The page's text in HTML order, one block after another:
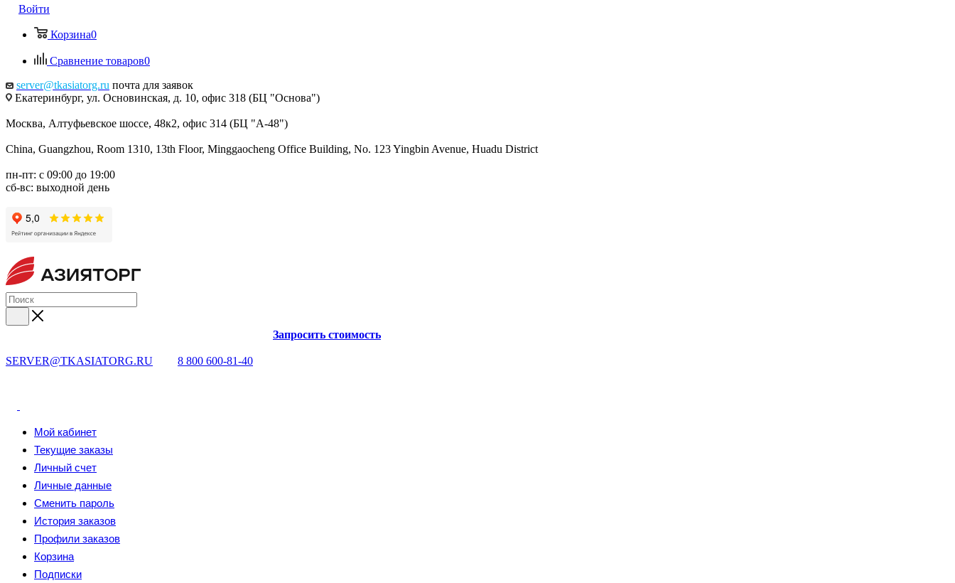
Войти
Корзина0
Сравнение товаров0
server@tkasiatorg.ru почта для заявок
Екатеринбург, ул. Основинская, д. 10, офис 318 (БЦ "Основа")
Москва, Алтуфьевское шоссе, 48к2, офис 314 (БЦ "А-48")
China, Guangzhou, Room 1310, 13th Floor, Minggaocheng Office Building, No. 123 Yingbin Avenue, Huadu District
пн-пт: с 09:00 до 19:00
сб-вс: выходной день
SERVER@TKASIATORG.RU 8 800 600-81-40
Запросить стоимость
Мой кабинет
Текущие заказы
Личный счет
Личные данные
Сменить пароль
История заказов
Профили заказов
Корзина
Подписки